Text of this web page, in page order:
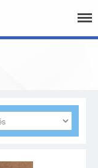
Kft.